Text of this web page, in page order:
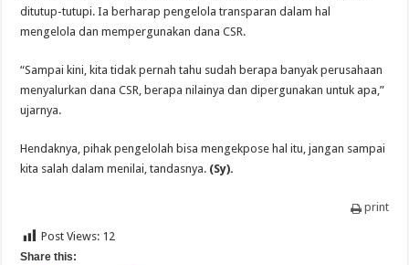
ditutup-tutupi. Ia berharap pengelola transparan dalam hal
mengelola dan mempergunakan dana CSR.
“Sampai kini, kita tidak pernah tahu sudah berapa banyak perusahaan
menyalurkan dana CSR, berapa nilainya dan dipergunakan untuk apa,”
ujarnya.
Hendaknya, pihak pengelolah bisa mengekpose hal itu, jangan sampai
kita salah dalam menilai, tandasnya. (Sy).
print
Post Views: 12
Share this: